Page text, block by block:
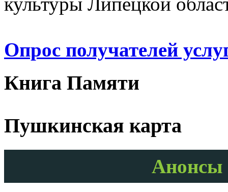
Опрос получателей
Книга Памяти
Пушкинская карта
Анонсы